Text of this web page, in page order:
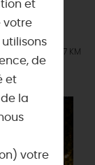
la
À 0.7 KM
et
votre
de
et
la
votre